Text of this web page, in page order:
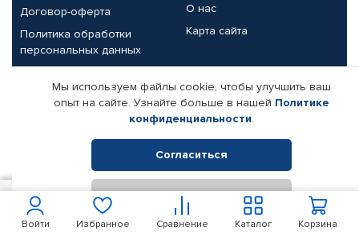
Войти Избранное Сравнение Корзина
Каталог
Договор-оферта
Политика обработки
персональных данных
О нас
Карта сайта
Партнерам
Корпоративным клиентам
Поставщикам
Реквизиты компании
© КАМАЗ ЦЕНТР ДОНЕЦК, 2015-2026. Все права защищены.
Интернет-магазин автомобильных товаров Автопрофи.
Мы используем файлы cookie, чтобы улучшить ваш
опыт на сайте. Узнайте больше в нашей Политике
конфиденциальности.
Согласиться
Отклонить
880 В корзину